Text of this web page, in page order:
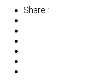
Share :